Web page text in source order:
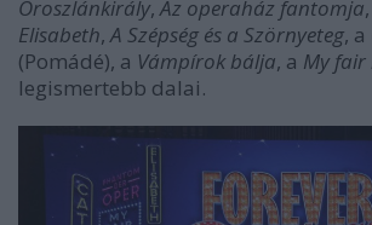
Oroszlánkirály,Az operaház fantomja
Elisabeth,A Szépség és a Szörnyeteg, a
(Pomádé), a Vámpírok bálja, a My fair
legismertebb dalai.